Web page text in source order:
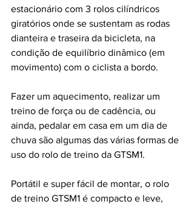
estacionário com 3 rolos cilíndricos
giratórios onde se sustentam as rodas
dianteira e traseira da bicicleta, na
condição de equilíbrio dinâmico (em
movimento) com o ciclista a bordo.
Fazer um aquecimento, realizar um
treino de força ou de cadência, ou
ainda, pedalar em casa em um dia de
chuva são algumas das várias formas de
uso do rolo de treino da GTSM1.
Portátil e super fácil de montar, o rolo
de treino GTSM1 é compacto e leve,